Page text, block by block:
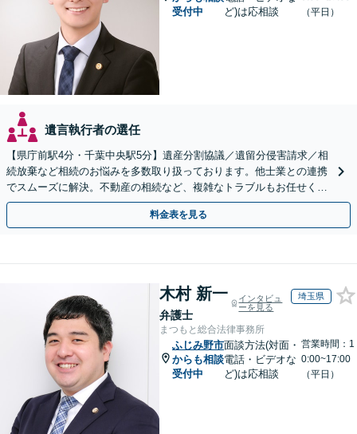
受付中
ど)は応相談
（平日）
遺言執行者の選任
【県庁前駅4分・千葉中央駅5分】遺産分割協議／遺留分侵害請求／相
続放棄など相続のお悩みを多数取り扱っております。他士業との連携
でスムーズに解決。不動産の相続など、複雑なトラブルもお任せくだ
さい。【初回面談相談30分無料】
料金表を見る
木村 新一
弁護士
インタビュ
ーを見る
埼玉県
まつもと総合法律事務所
ふじみ野市
からも相談
受付中
面談方法(対面・
電話・ビデオな
ど)は応相談
営業時間：1
0:00~17:00
（平日）